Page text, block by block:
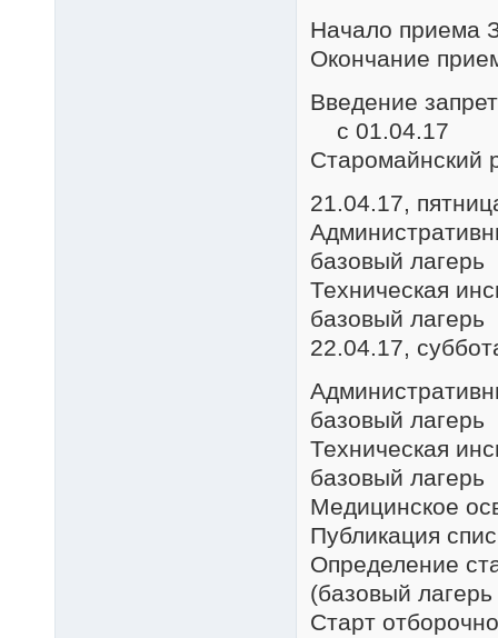
Начало приема
Окончание
Введение
с 01.04.17
Старомайнский
21.04.17,
базовый лагерь
Техническая
базовый лагерь
22.04.17,
базовый лагерь
Техническая
базовый лагерь
Медицинское
Публикация
Определение
(базовый
Старт